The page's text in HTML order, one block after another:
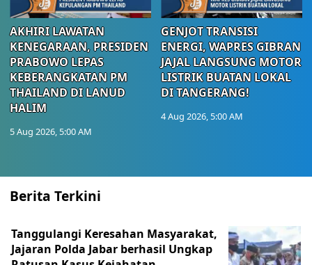
AKHIRI LAWATAN
KENEGARAAN, PRESIDEN
PRABOWO LEPAS
KEBERANGKATAN PM
THAILAND DI LANUD
HALIM
5 Aug 2026, 5:00 AM
GENJOT TRANSISI
ENERGI, WAPRES GIBRAN
JAJAL LANGSUNG MOTOR
LISTRIK BUATAN LOKAL
DI TANGERANG!
4 Aug 2026, 5:00 AM
Berita Terkini
Tanggulangi Keresahan Masyarakat,
Jajaran Polda Jabar berhasil Ungkap